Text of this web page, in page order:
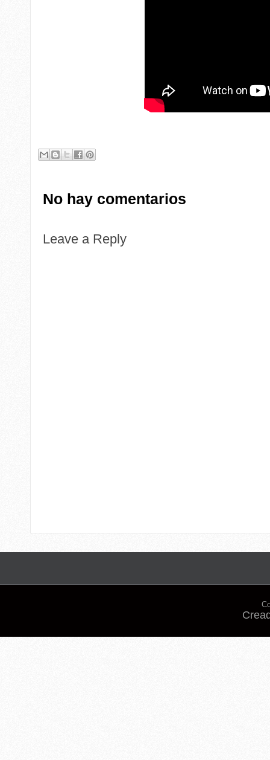
No hay comentarios
Leave a Reply